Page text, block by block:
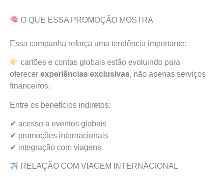
O QUE ESSA PROMOÇÃO MOSTRA
Essa campanha reforça uma tendência importante:
cartões e contas globais estão evoluindo para
oferecer experiências exclusivas, não apenas serviços
financeiros.
Entre os benefícios indiretos:
✔ acesso a eventos globais
✔ promoções internacionais
✔ integração com viagens
RELAÇÃO COM VIAGEM INTERNACIONAL